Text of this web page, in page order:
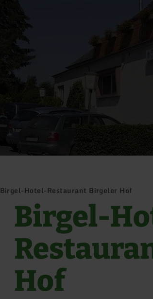
Birgel-Hotel-Restaurant Birgeler Hof
Birgel-
Hof